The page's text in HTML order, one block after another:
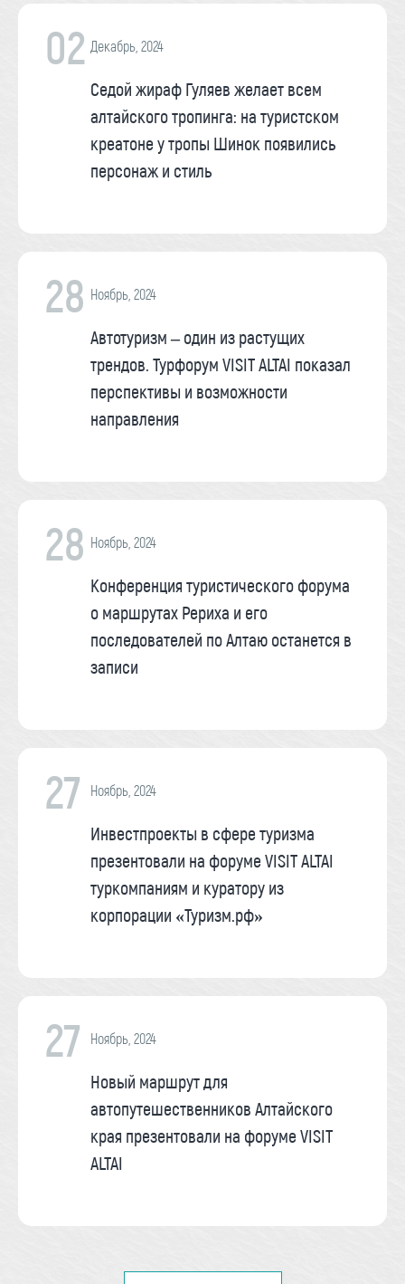
02 Декабрь, 2024
Седой жираф Гуляев желает всем
алтайского тропинга: на туристском
креатоне у тропы Шинок появились
персонаж и стиль
28 Ноябрь, 2024
Автотуризм – один из растущих
трендов. Турфорум VISIT ALTAI показал
перспективы и возможности
направления
28 Ноябрь, 2024
Конференция туристического форума
о маршрутах Рериха и его
последователей по Алтаю останется в
записи
27 Ноябрь, 2024
Инвестпроекты в сфере туризма
презентовали на форуме VISIT ALTAI
туркомпаниям и куратору из
корпорации «Туризм.рф»
27 Ноябрь, 2024
Новый маршрут для
автопутешественников Алтайского
края презентовали на форуме VISIT
ALTAI